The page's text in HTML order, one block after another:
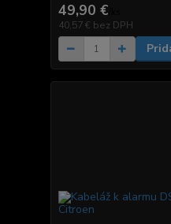
49,90 €
40,57 € bez DPH